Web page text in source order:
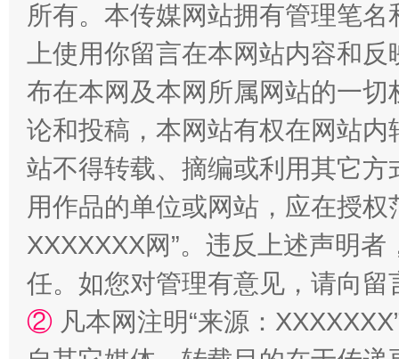
国家大学科技园优化重塑工作
所有。本传媒网站拥有管理笔
上使用你留言在本网站内容和
布在本网及本网所属网站的一
论和投稿，本网站有权在网站
站不得转载、摘编或利用其它
用作品的单位或网站，应在授
XXXXXXX网”。违反上述声明
任。如您对管理有意见，请向
② 凡本网注明“来源：